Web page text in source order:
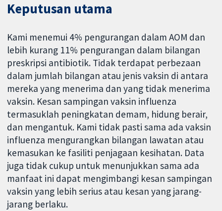
Keputusan utama
Kami menemui 4% pengurangan dalam AOM dan
lebih kurang 11% pengurangan dalam bilangan
preskripsi antibiotik. Tidak terdapat perbezaan
dalam jumlah bilangan atau jenis vaksin di antara
mereka yang menerima dan yang tidak menerima
vaksin. Kesan sampingan vaksin influenza
termasuklah peningkatan demam, hidung berair,
dan mengantuk. Kami tidak pasti sama ada vaksin
influenza mengurangkan bilangan lawatan atau
kemasukan ke fasiliti penjagaan kesihatan. Data
juga tidak cukup untuk menunjukkan sama ada
manfaat ini dapat mengimbangi kesan sampingan
vaksin yang lebih serius atau kesan yang jarang-
jarang berlaku.